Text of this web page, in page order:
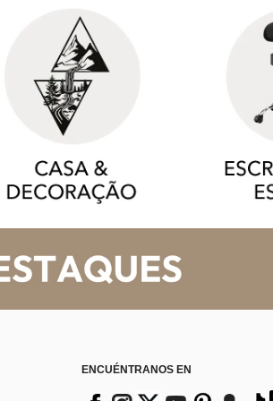
ENCUÉNTRANOS EN